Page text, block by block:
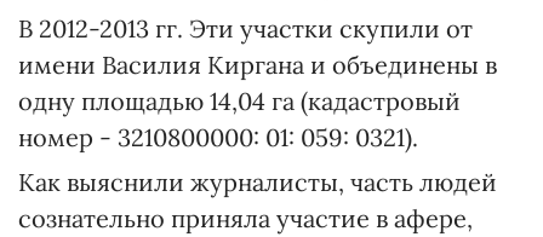
В 2012-2013 гг. Эти участки скупили от
имени Василия Киргана и объединены в
одну площадью 14,04 га (кадастровый
номер - 3210800000: 01: 059: 0321).
Как выяснили журналисты, часть людей
сознательно приняла участие в афере,